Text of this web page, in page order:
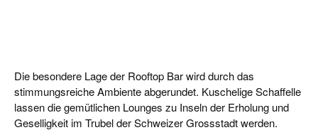
Die besondere Lage der Rooftop Bar wird durch das
stimmungsreiche Ambiente abgerundet. Kuschelige Schaffelle
lassen die gemütlichen Lounges zu Inseln der Erholung und
Geselligkeit im Trubel der Schweizer Grossstadt werden.